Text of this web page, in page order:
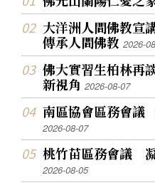
大洋洲人間佛教
傳承人間佛教2026-
佛大實習生柏林再
新視角2026-08-07
南區協會區務會
2026-08-07
桃竹苗區務會議
2026-08-05